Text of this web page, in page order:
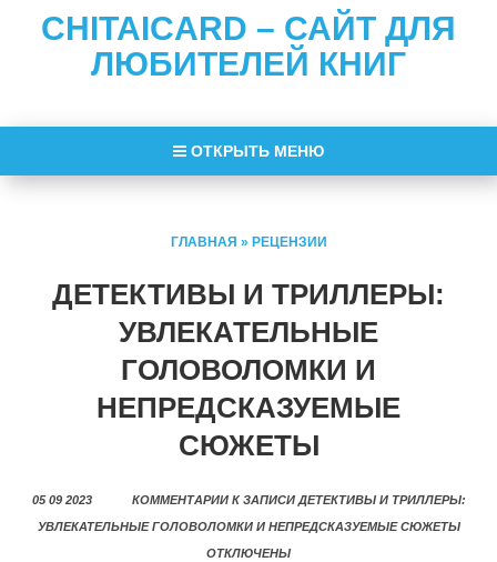
CHITAICARD – САЙТ ДЛЯ
ЛЮБИТЕЛЕЙ КНИГ
ОТКРЫТЬ МЕНЮ
ГЛАВНАЯ » РЕЦЕНЗИИ
ДЕТЕКТИВЫ И ТРИЛЛЕРЫ:
УВЛЕКАТЕЛЬНЫЕ
ГОЛОВОЛОМКИ И
НЕПРЕДСКАЗУЕМЫЕ
СЮЖЕТЫ
05 09 2023 КОММЕНТАРИИК ЗАПИСИ ДЕТЕКТИВЫ И ТРИЛЛЕРЫ:
УВЛЕКАТЕЛЬНЫЕ ГОЛОВОЛОМКИ И НЕПРЕДСКАЗУЕМЫЕ СЮЖЕТЫ
ОТКЛЮЧЕНЫ